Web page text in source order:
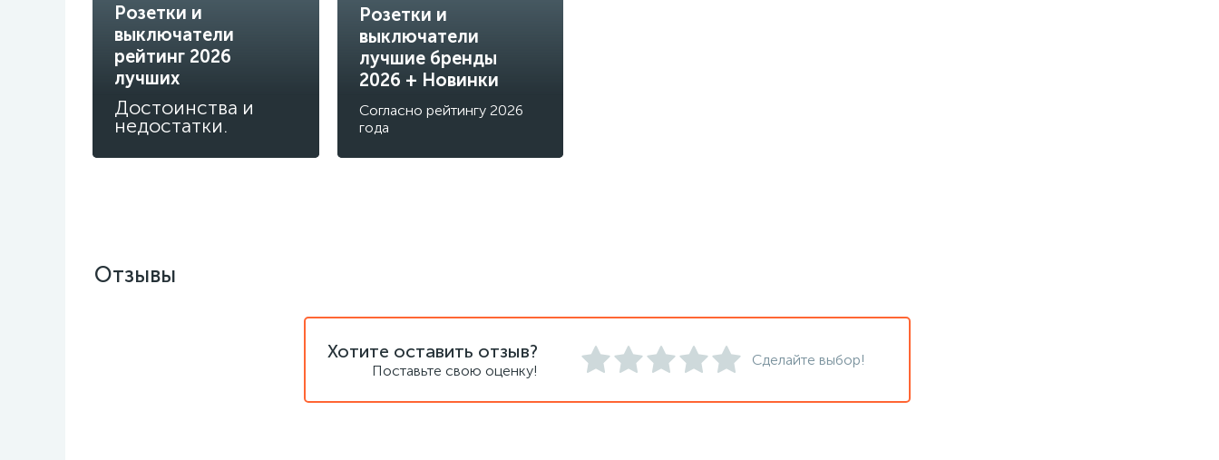
Розетки и
выключатели
рейтинг 2026
лучших
Достоинства и
недостатки.
Розетки и
выключатели
лучшие бренды
2026 + Новинки
Согласно рейтингу 2026
года
Отзывы
Хотите оставить отзыв?
Поставьте свою оценку!
Сделайте выбор!